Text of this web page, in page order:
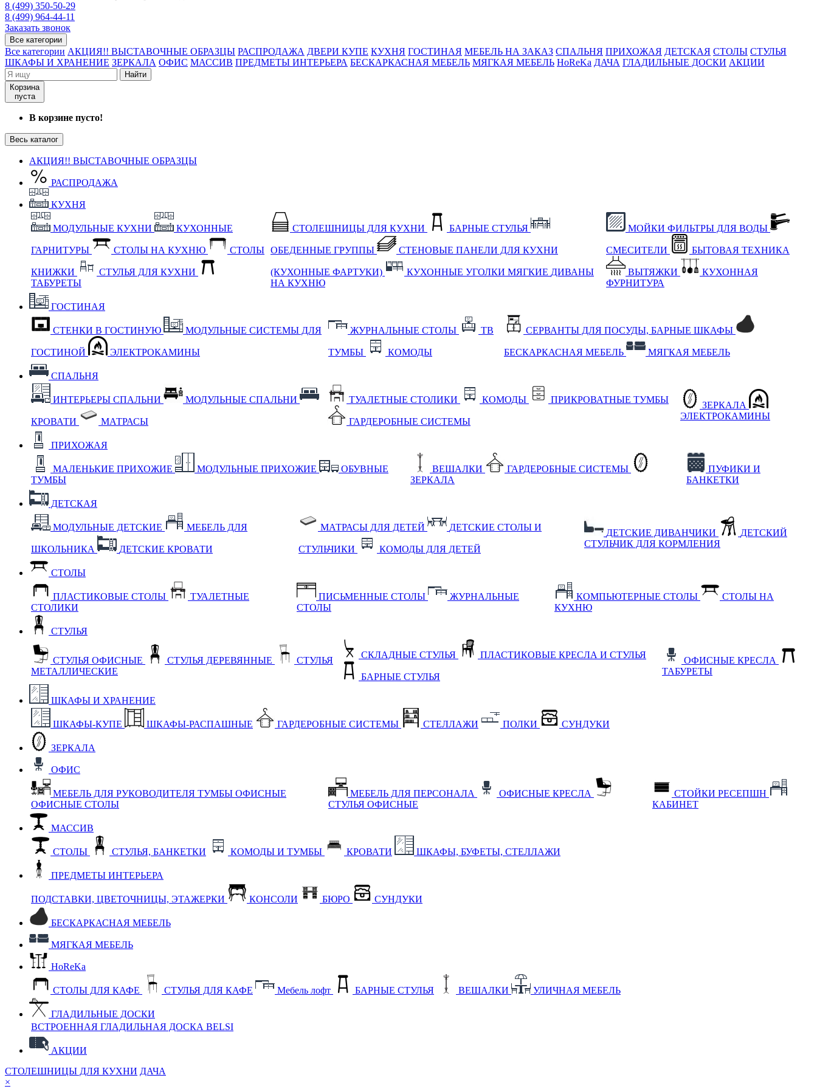
8 (499) 350-50-29
8 (499) 964-44-11
Заказать звонок
Все категории
Все категории АКЦИЯ!! ВЫСТАВОЧНЫЕ ОБРАЗЦЫ РАСПРОДАЖА ДВЕРИ КУПЕ КУХНЯ ГОСТИНАЯ МЕБЕЛЬ НА ЗАКАЗ СПАЛЬНЯ ПРИХОЖАЯ ДЕТСКАЯ СТОЛЫ СТУЛЬЯ
ШКАФЫ И ХРАНЕНИЕ ЗЕРКАЛА ОФИС МАССИВ ПРЕДМЕТЫ ИНТЕРЬЕРА БЕСКАРКАСНАЯ МЕБЕЛЬ МЯГКАЯ МЕБЕЛЬ HoReKa ДАЧА ГЛАДИЛЬНЫЕ ДОСКИ АКЦИИ
Найти
Корзина
пуста
В корзине пусто!
Весь каталог
АКЦИЯ!! ВЫСТАВОЧНЫЕ ОБРАЗЦЫ
РАСПРОДАЖА
КУХНЯ
МОДУЛЬНЫЕ КУХНИ КУХОННЫЕ
ГАРНИТУРЫ СТОЛЫ НА КУХНЮ СТОЛЫ
КНИЖКИ
СТУЛЬЯ ДЛЯ КУХНИ
ТАБУРЕТЫ
СТОЛЕШНИЦЫ ДЛЯ КУХНИ БАРНЫЕ СТУЛЬЯ
ОБЕДЕННЫЕ ГРУППЫ СТЕНОВЫЕ ПАНЕЛИ ДЛЯ КУХНИ
(КУХОННЫЕ ФАРТУКИ) КУХОННЫЕ УГОЛКИ МЯГКИЕ ДИВАНЫ
НА КУХНЮ
МОЙКИ ФИЛЬТРЫ ДЛЯ ВОДЫ
СМЕСИТЕЛИ БЫТОВАЯ ТЕХНИКА
ВЫТЯЖКИ
КУХОННАЯ
ФУРНИТУРА
ГОСТИНАЯ
СТЕНКИ В ГОСТИНУЮ МОДУЛЬНЫЕ СИСТЕМЫ ДЛЯ
ГОСТИНОЙ ЭЛЕКТРОКАМИНЫ
ЖУРНАЛЬНЫЕ СТОЛЫ ТВ
ТУМБЫ КОМОДЫ
СЕРВАНТЫ ДЛЯ ПОСУДЫ, БАРНЫЕ ШКАФЫ
БЕСКАРКАСНАЯ МЕБЕЛЬ МЯГКАЯ МЕБЕЛЬ
СПАЛЬНЯ
ИНТЕРЬЕРЫ СПАЛЬНИ МОДУЛЬНЫЕ СПАЛЬНИ
КРОВАТИ МАТРАСЫ
ТУАЛЕТНЫЕ СТОЛИКИ КОМОДЫ ПРИКРОВАТНЫЕ ТУМБЫ
ГАРДЕРОБНЫЕ СИСТЕМЫ
ЗЕРКАЛА
ЭЛЕКТРОКАМИНЫ
ПРИХОЖАЯ
МАЛЕНЬКИЕ ПРИХОЖИЕ МОДУЛЬНЫЕ ПРИХОЖИЕ
ОБУВНЫЕ
ТУМБЫ
ВЕШАЛКИ
ГАРДЕРОБНЫЕ СИСТЕМЫ
ЗЕРКАЛА
ПУФИКИ И
БАНКЕТКИ
ДЕТСКАЯ
МОДУЛЬНЫЕ ДЕТСКИЕ МЕБЕЛЬ ДЛЯ
ШКОЛЬНИКА ДЕТСКИЕ КРОВАТИ
МАТРАСЫ ДЛЯ ДЕТЕЙ ДЕТСКИЕ СТОЛЫ И
СТУЛЬЧИКИ КОМОДЫ ДЛЯ ДЕТЕЙ
ДЕТСКИЕ ДИВАНЧИКИ
ДЕТСКИЙ
СТУЛЬЧИК ДЛЯ КОРМЛЕНИЯ
СТОЛЫ
ПЛАСТИКОВЫЕ СТОЛЫ
ТУАЛЕТНЫЕ
СТОЛИКИ
ПИСЬМЕННЫЕ СТОЛЫ
ЖУРНАЛЬНЫЕ
СТОЛЫ
КОМПЬЮТЕРНЫЕ СТОЛЫ
СТОЛЫ НА
КУХНЮ
СТУЛЬЯ
СТУЛЬЯ ОФИСНЫЕ СТУЛЬЯ ДЕРЕВЯННЫЕ
СТУЛЬЯ
МЕТАЛЛИЧЕСКИЕ
СКЛАДНЫЕ СТУЛЬЯ ПЛАСТИКОВЫЕ КРЕСЛА И СТУЛЬЯ
БАРНЫЕ СТУЛЬЯ
ОФИСНЫЕ КРЕСЛА
ТАБУРЕТЫ
ШКАФЫ И ХРАНЕНИЕ
ШКАФЫ-КУПЕ ШКАФЫ-РАСПАШНЫЕ ГАРДЕРОБНЫЕ СИСТЕМЫ СТЕЛЛАЖИ ПОЛКИ СУНДУКИ
ЗЕРКАЛА
ОФИС
МЕБЕЛЬ ДЛЯ РУКОВОДИТЕЛЯ ТУМБЫ ОФИСНЫЕ
ОФИСНЫЕ СТОЛЫ
МЕБЕЛЬ ДЛЯ ПЕРСОНАЛА
ОФИСНЫЕ КРЕСЛА
СТУЛЬЯ ОФИСНЫЕ
СТОЙКИ РЕСЕПШН
КАБИНЕТ
МАССИВ
СТОЛЫ СТУЛЬЯ, БАНКЕТКИ КОМОДЫ И ТУМБЫ КРОВАТИ ШКАФЫ, БУФЕТЫ, СТЕЛЛАЖИ
ПРЕДМЕТЫ ИНТЕРЬЕРА
ПОДСТАВКИ, ЦВЕТОЧНИЦЫ, ЭТАЖЕРКИ КОНСОЛИ БЮРО СУНДУКИ
БЕСКАРКАСНАЯ МЕБЕЛЬ
МЯГКАЯ МЕБЕЛЬ
HoReKa
СТОЛЫ ДЛЯ КАФЕ СТУЛЬЯ ДЛЯ КАФЕ Мебель лофт БАРНЫЕ СТУЛЬЯ ВЕШАЛКИ УЛИЧНАЯ МЕБЕЛЬ
ГЛАДИЛЬНЫЕ ДОСКИ
ВСТРОЕННАЯ ГЛАДИЛЬНАЯ ДОСКА BELSI
АКЦИИ
СТОЛЕШНИЦЫ ДЛЯ КУХНИ ДАЧА
×